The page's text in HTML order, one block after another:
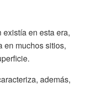
existía en esta era,
en muchos sitios,
además,